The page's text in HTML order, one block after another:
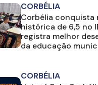
CORBÉLIA
Corbélia conquista
histórica de 6,5 no
registra melhor
da educação
CORBÉLIA